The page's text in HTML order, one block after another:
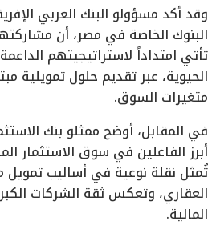
وقد أكد مسؤولو البنك العربي
البنوك الخاصة في مصر، أن
تأتي امتداداً لاستراتيجيتهم
الحيوية، عبر تقديم حلول تمويلية
متغيرات السوق.
في المقابل، أوضح ممثلو بنك
أبرز الفاعلين في سوق الاستثمار
تُمثل نقلة نوعية في أساليب تمويل
العقاري، وتعكس ثقة الشركات
المالية.